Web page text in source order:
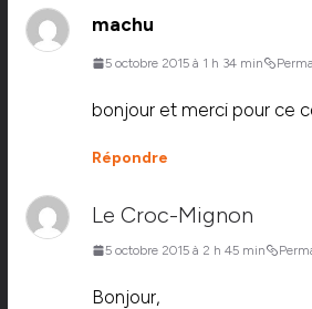
machu
5 octobre 2015 à 1 h 34 min
bonjour et merci pour ce
Répondre
Le Croc-Mignon
5 octobre 2015 à 2 h 45 min
Bonjour,